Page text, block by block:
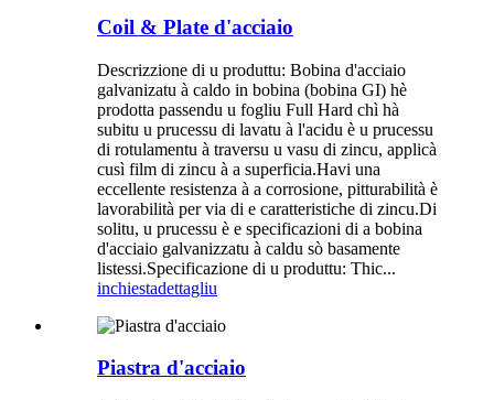
Coil & Plate d'acciaio
Descrizzione di u produttu: Bobina d'acciaio
galvanizatu à caldo in bobina (bobina GI) hè
prodotta passendu u fogliu Full Hard chì hà
subitu u prucessu di lavatu à l'acidu è u prucessu
di rotulamentu à traversu u vasu di zincu, applicà
cusì film di zincu à a superficia.Havi una
eccellente resistenza à a corrosione, pitturabilità è
lavorabilità per via di e caratteristiche di zincu.Di
solitu, u prucessu è e specificazioni di a bobina
d'acciaio galvanizzatu à caldu sò basamente
listessi.Specificazione di u produttu: Thic...
inchiestadettagliu
Piastra d'acciaio